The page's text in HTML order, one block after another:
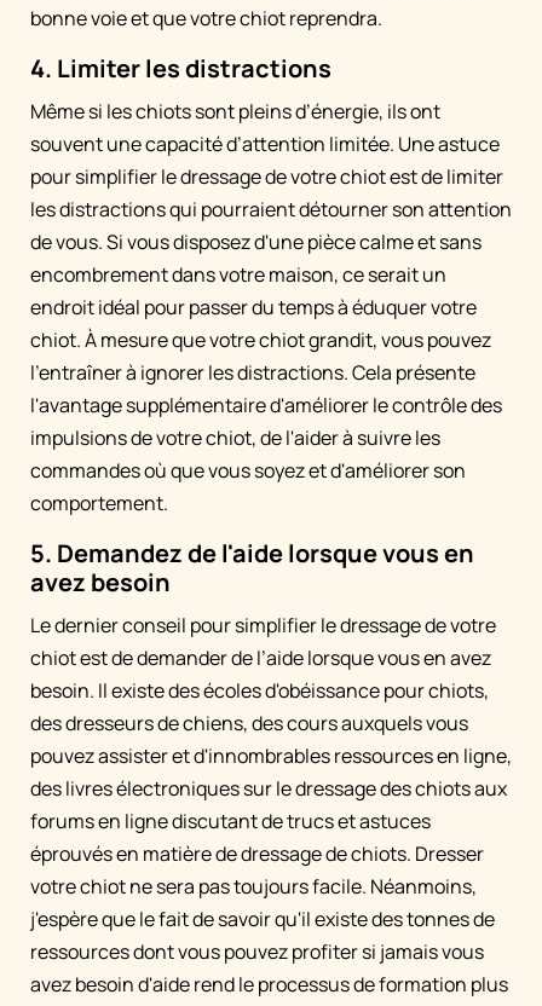
bonne voie et que votre chiot reprendra.
4. Limiter les distractions
Même si les chiots sont pleins d’énergie, ils ont
souvent une capacité d’attention limitée. Une astuce
pour simplifier le dressage de votre chiot est de limiter
les distractions qui pourraient détourner son attention
de vous. Si vous disposez d'une pièce calme et sans
encombrement dans votre maison, ce serait un
endroit idéal pour passer du temps à éduquer votre
chiot. À mesure que votre chiot grandit, vous pouvez
l’entraîner à ignorer les distractions. Cela présente
l'avantage supplémentaire d'améliorer le contrôle des
impulsions de votre chiot, de l'aider à suivre les
commandes où que vous soyez et d'améliorer son
comportement.
5. Demandez de l'aide lorsque vous en
avez besoin
Le dernier conseil pour simplifier le dressage de votre
chiot est de demander de l’aide lorsque vous en avez
besoin. Il existe des écoles d'obéissance pour chiots,
des dresseurs de chiens, des cours auxquels vous
pouvez assister et d'innombrables ressources en ligne,
des livres électroniques sur le dressage des chiots aux
forums en ligne discutant de trucs et astuces
éprouvés en matière de dressage de chiots. Dresser
votre chiot ne sera pas toujours facile. Néanmoins,
j'espère que le fait de savoir qu'il existe des tonnes de
ressources dont vous pouvez profiter si jamais vous
avez besoin d'aide rend le processus de formation plus